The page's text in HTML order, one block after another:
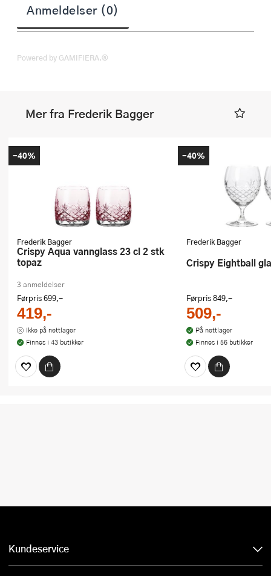
Anmeldelser (0)
Powered by GAMIFIERA.®
Mer fra Frederik Bagger
Frederik Bagger
Crispy Aqua vannglass 23 cl 2 stk
topaz
3 anmeldelser
Førpris699,-
419,-
Ikke på nettlager
Finnes i 43 butikker
-40%
Frederik Bagger
Crispy Eightball
Førpris849,-
509,-
På nettlager
Finnes i 56 butikker
-40%
Kundeservice